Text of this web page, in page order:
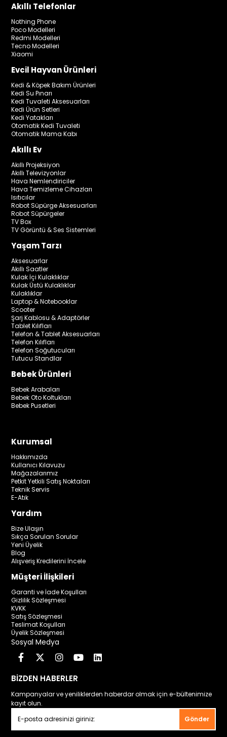
Akıllı Telefonlar
Nothing Phone
Poco Modelleri
Redmi Modelleri
Tecno Modelleri
Xiaomi
Evcil Hayvan Ürünleri
Kedi & Köpek Bakım Ürünleri
Kedi Su Pınarı
Kedi Tuvaleti Aksesuarları
Kedi Ürün Setleri
Kedi Yatakları
Otomatik Kedi Tuvaleti
Otomatik Mama Kabı
Akıllı Ev
Akıllı Projeksiyon
Akıllı Televizyonlar
Hava Nemlendiriciler
Hava Temizleme Cihazları
Isıtıcılar
Robot Süpürge Aksesuarları
Robot Süpürgeler
TV Box
TV Görüntü & Ses Sistemleri
Yaşam Tarzı
Aksesuarlar
Akıllı Saatler
Kulak İçi Kulaklıklar
Kulak Üstü Kulaklıklar
Kulaklıklar
Laptop & Notebooklar
Scooter
Şarj Kablosu & Adaptörler
Tablet Kılıfları
Telefon & Tablet Aksesuarları
Telefon Kılıfları
Telefon Soğutucuları
Tutucu Standlar
Bebek Ürünleri
Bebek Arabaları
Bebek Oto Koltukları
Bebek Pusetleri
Kurumsal
Hakkımızda
Kullanıcı Kılavuzu
Mağazalarımız
Petkit Yetkili Satış Noktaları
Teknik Servis
E-Atık
Yardım
Bize Ulaşın
Sıkça Sorulan Sorular
Yeni Üyelik
Blog
Alışveriş Kredilerini İncele
Müşteri İlişkileri
Garanti ve İade Koşulları
Gizlilik Sözleşmesi
KVKK
Satış Sözleşmesi
Teslimat Koşulları
Üyelik Sözleşmesi
Sosyal Medya
BİZDEN HABERLER
Kampanyalar ve yeniliklerden haberdar olmak için e-bültenimize
kayıt olun.
Gönder